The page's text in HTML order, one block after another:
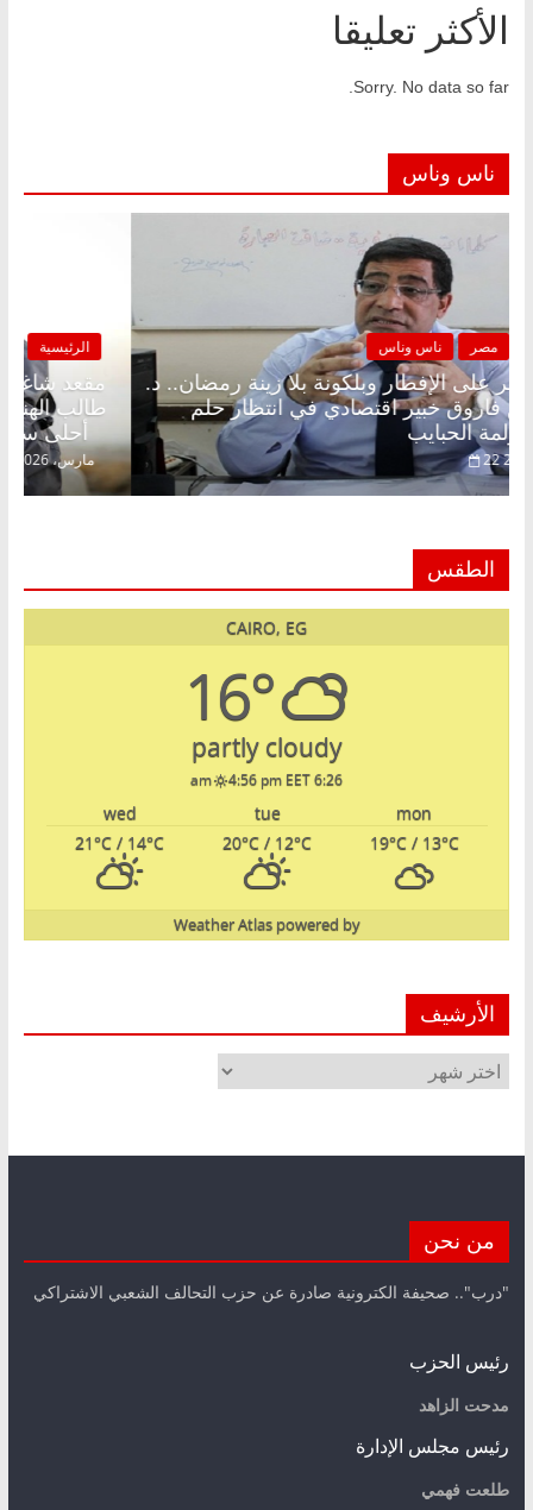
الأكثر تعليقا
Sorry. No data so far.
ناس وناس
الرئيسية مصر ناس وناس
مقعد شاغر على الإفطار وبلكونة بلا زينة رمضان.. د.
عبدالخالق فاروق خبير اقتصادي في انتظار حلم
الحرية ولمة الحبايب
22 فبراير، 2026
الطقس
CAIRO, EG
16°
partly cloudy
6:26 am
4:56 pm EET
mon
tue
wed
19°C/ 13°C
20°C / 12°C
21°C / 14°C
powered by
Weather Atlas
الأرشيف
الأرشيف
من نحن
"درب".. صحيفة الكترونية صادرة عن حزب التحالف الشعبي الاشتراكي
رئيس الحزب
مدحت الزاهد
رئيس مجلس الإدارة
طلعت فهمي